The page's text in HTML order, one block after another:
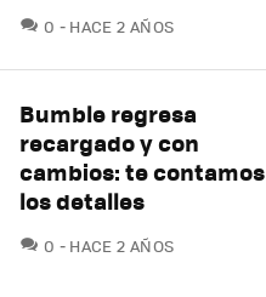
0 COMENTARIOS
HACE 2 AÑOS
Bumble regresa
recargado y con
cambios: te contamos
los detalles
0 COMENTARIOS
HACE 2 AÑOS